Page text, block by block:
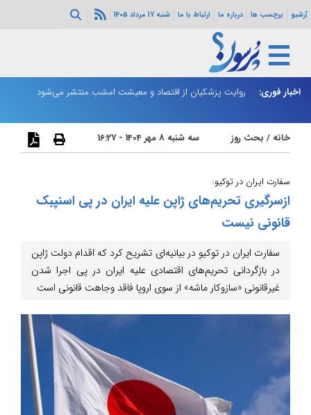
آرشیو برچسب ها درباره ما ارتباط با ما شنبه 17 مرداد 1405
اخبار فوری:
شد روایت پزشکیان از اقتصاد و معیشت امشب منتشر می‌شود
خانه / بحث روز سه شنبه 8 مهر 1404 - 16:27
سفارت ایران در توکیو:
ازسرگیری تحریم‌های ژاپن علیه ایران در پی اسنپ‎بک
قانونی نیست
سفارت ایران در توکیو در بیانیه‌ای تشریح کرد که اقدام دولت ژاپن
در بازگردانی تحریم‌های اقتصادی علیه ایران در پی اجرا شدن
غیرقانونی «سازوکار ماشه» از سوی اروپا فاقد وجاهت قانونی است